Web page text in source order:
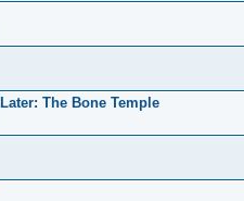
The Bone Temple